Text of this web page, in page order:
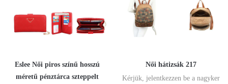
Eslee Női piros színű hosszú
méretű pénztárca szteppelt
Női hátizsák 217
Kérjük, jelentkezzen be a nagyker